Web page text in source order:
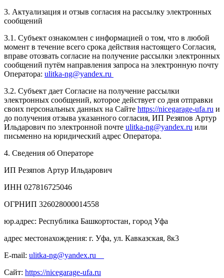
3. Актуализация и отзыв согласия на рассылку электронных
сообщений
3.1. Субъект ознакомлен с информацией о том, что в любой
момент в течение всего срока действия настоящего Согласия,
вправе отозвать согласие на получение рассылки электронных
сообщений путём направления запроса на электронную почту
Оператора: ulitka-ng@yandex.ru
3.2. Субъект дает Согласие на получение рассылки
электронных сообщений, которое действует со дня отправки
своих персональных данных на Сайте https://nicegarage-ufa.ru и
до получения отзыва указанного согласия, ИП Резяпов Артур
Ильдарович по электронной почте ulitka-ng@yandex.ru или
письменно на юридический адрес Оператора.
4. Сведения об Операторе
ИП Резяпов Артур Ильдарович
ИНН 027816725046
ОГРНИП 326028000014558
юр.адрес: Республика Башкортостан, город Уфа
адрес местонахождения: г. Уфа, ул. Кавказская, 8к3
Е-mail: ulitka-ng@yandex.ru
Сайт: https://nicegarage-ufa.ru